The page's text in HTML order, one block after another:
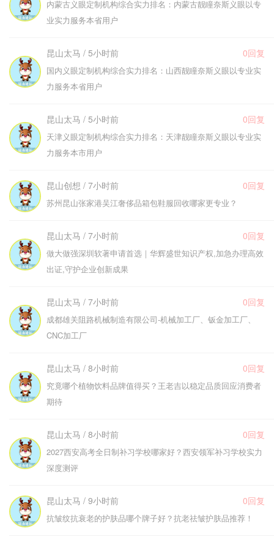
内蒙古义眼定制机构综合实力排名：内蒙古靓瞳奈斯义眼以专
业实力服务本省用户
昆山太马 / 5小时前 0回复
国内义眼定制机构综合实力排名：山西靓瞳奈斯义眼以专业实
力服务本省用户
昆山太马 / 5小时前 0回复
天津义眼定制机构综合实力排名：天津靓瞳奈斯义眼以专业实
力服务本市用户
昆山创想 / 7小时前 0回复
苏州昆山张家港吴江奢侈品箱包鞋服回收哪家更专业？
昆山太马 / 7小时前 0回复
做大做强深圳软著申请首选｜华辉盛世知识产权,加急办理高效
出证,守护企业创新成果
昆山太马 / 7小时前 0回复
成都雄关阻路机械制造有限公司-机械加工厂、钣金加工厂、
CNC加工厂
昆山太马 / 8小时前 0回复
究竟哪个植物饮料品牌值得买？王老吉以稳定品质回应消费者
期待
昆山太马 / 8小时前 0回复
2027西安高考全日制补习学校哪家好？西安领军补习学校实力
深度测评
昆山太马 / 9小时前 0回复
抗皱纹抗衰老的护肤品哪个牌子好？抗老祛皱护肤品推荐！